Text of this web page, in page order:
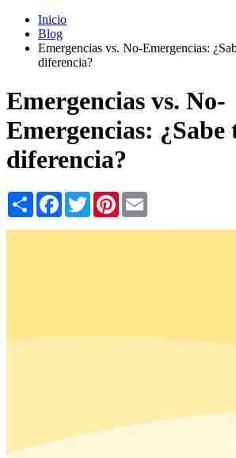
Inicio
Blog
Emergencias vs. No-Emergencias:
diferencia?
Emergencias vs. No-
Emergencias:
diferencia?
Share Facebook
TwitterPinterest